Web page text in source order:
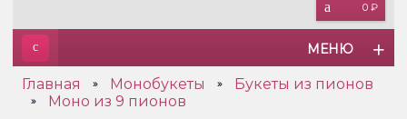
0 ₽
МЕНЮ
Главная » Монобукеты » Букеты из пионов
» Моно из 9 пионов